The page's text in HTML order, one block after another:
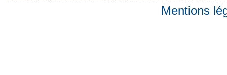
Mentions